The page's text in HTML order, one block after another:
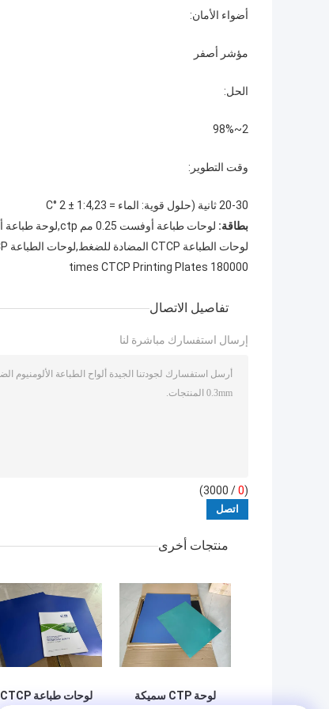
أضواء الأمان:
مؤشر أصفر
الحل:
2~98%
وقت التطوير:
20-30 ثانية (حلول قوية: الماء = 1:4,23 ± 2 °C
بطاقة: لوحات طباعة أوفست 0.25 مم ctp,لوحة طباعة أوفست CTCP,180000 مرة ألواح طباعة CTCP
لوحات الطباعة CTCP المضادة للضغط,لوحات الطباعة UVCTP CTCP,لوحات الطباعة CTCP 0.15mm
180000 times CTCP Printing Plates
تفاصيل الاتصال
إرسال استفسارك مباشرة لنا
(
0
/ 3000)
منتجات أخرى
لوحة CTP سميكة
لوحات طباعة CTCP